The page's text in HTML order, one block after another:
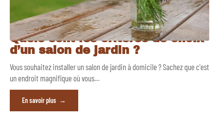
Quels sont les critères de choix
d’un salon de jardin ?
Vous souhaitez installer un salon de jardin à domicile ? Sachez que c'est
un endroit magnifique où vous…
En savoir plus